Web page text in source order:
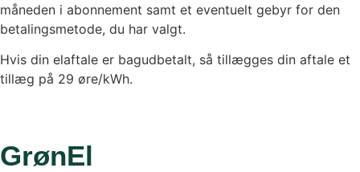
måneden i abonnement samt et eventuelt gebyr for den
betalingsmetode, du har valgt.
Hvis din elaftale er bagudbetalt, så tillægges din aftale et
tillæg på 29 øre/kWh.
GrønEl